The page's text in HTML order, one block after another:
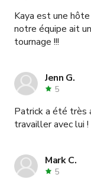
Kaya est une
notre équipe ait
tournage !!!
Jenn G.
5
Patrick a été très
travailler avec lui
Mark C.
5